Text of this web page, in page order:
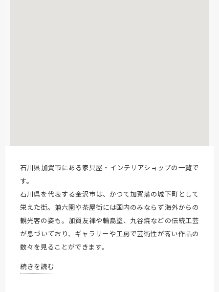
石川県加賀市にある家具屋・インテリアショップの一覧で
す。
石川県を代表する金沢市は、かつて加賀藩の城下町として
栄えた街。兼六園や茶屋街には国内のみならず海外からの
観光客の姿も。加賀友禅や輪島塗、九谷焼などの伝統工芸
が息づいており、ギャラリーや工房で芸術性が高い作品の
数々を見ることができます。
続きを読む